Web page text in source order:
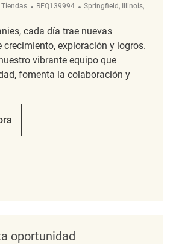
ReqId
REQ139994 Ubicación
Springfield, Illinois,
cada día trae nuevas
crecimiento, exploración y logros.
vibrante equipo que
fomenta la colaboración y
Associate REQ139994
Associate
oportunidad